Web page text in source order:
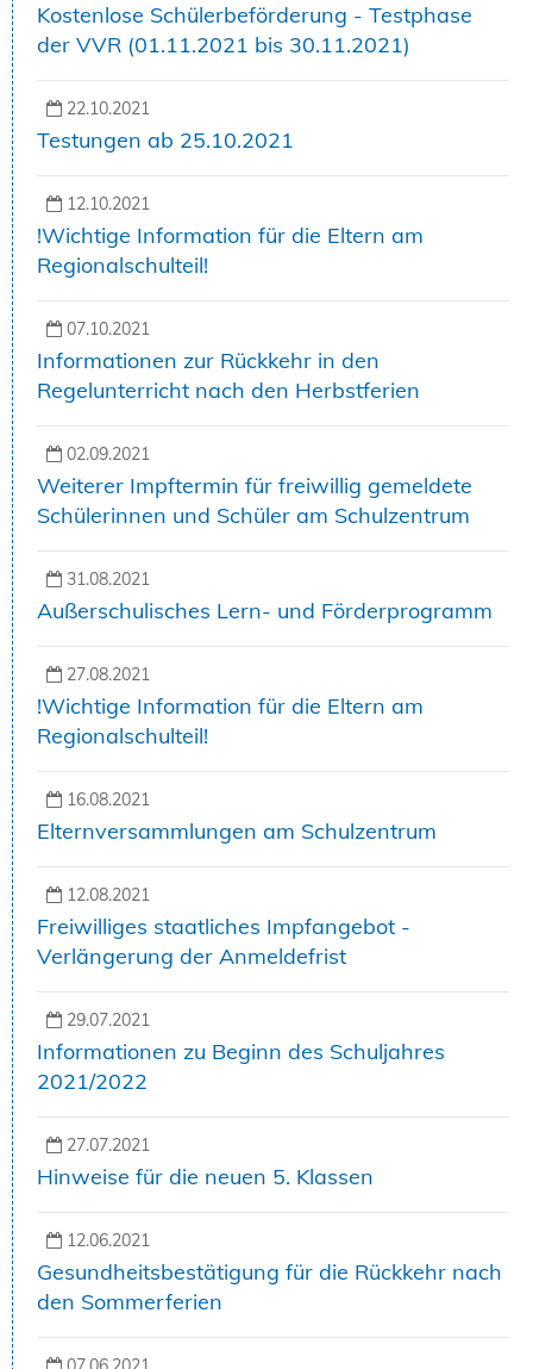
Kostenlose Schülerbeförderung - Testphase
der VVR (01.11.2021 bis 30.11.2021)
22.10.2021
Testungen ab 25.10.2021
12.10.2021
!Wichtige Information für die Eltern am
Regionalschulteil!
07.10.2021
Informationen zur Rückkehr in den
Regelunterricht nach den Herbstferien
02.09.2021
Weiterer Impftermin für freiwillig gemeldete
Schülerinnen und Schüler am Schulzentrum
31.08.2021
Außerschulisches Lern- und Förderprogramm
27.08.2021
!Wichtige Information für die Eltern am
Regionalschulteil!
16.08.2021
Elternversammlungen am Schulzentrum
12.08.2021
Freiwilliges staatliches Impfangebot -
Verlängerung der Anmeldefrist
29.07.2021
Informationen zu Beginn des Schuljahres
2021/2022
27.07.2021
Hinweise für die neuen 5. Klassen
12.06.2021
Gesundheitsbestätigung für die Rückkehr nach
den Sommerferien